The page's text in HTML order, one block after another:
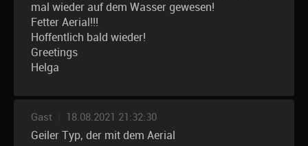
mal wieder auf dem Wasser gewesen!
Fetter Aerial!!!
Hoffentlich bald wieder!
Greetings
Helga
Gast 18.08.2021 21:32:30
Geiler Typ, der mit dem Aerial